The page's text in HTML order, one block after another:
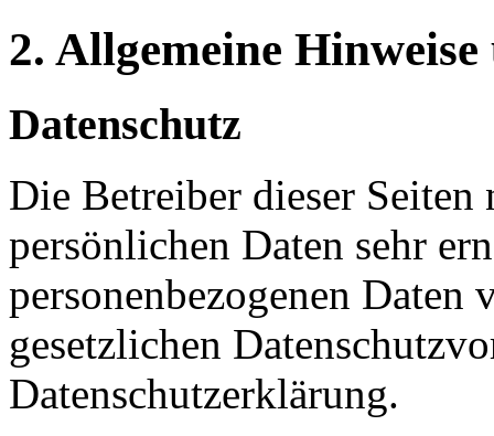
2. Allgemeine
Datenschutz
Die Betreiber dieser Seiten
persönlichen Daten sehr
personenbezogenen Daten
gesetzlichen
Datenschutzerklärung.